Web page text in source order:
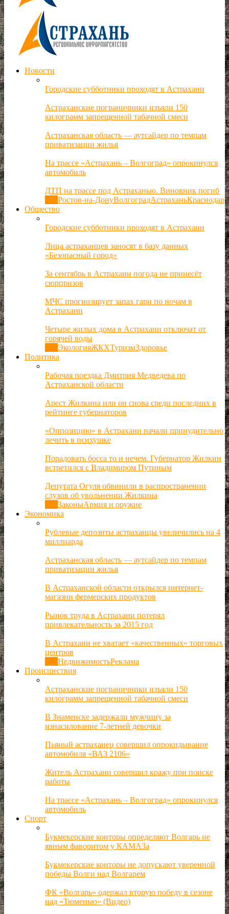
Новости
Городские субботники проходят в Астрахани
Астраханские пограничники изъяли 150
килограмм запрещенной табачной смеси
Астраханская область — аутсайдер по темпам
приватизации жилья
На трассе «Астрахань – Волгоград» опрокинулся
автомобиль
ДТП на трассе под Астраханью. Виновник погиб
Ростов-на-ДонуВолгоградАстраханьКраснодар
Общество
Городские субботники проходят в Астрахани
Лица астраханцев заносят в базу данных
«Безопасный город»
За сентябрь в Астрахани погода не принесёт
сюрпризов
МЧС прогнозирует запах гари по ночам в
Астрахани
Четыре жилых дома в Астрахани отключат от
горячей воды
ЭкологияЖКХТуризмЗдоровье
Политика
Рабочая поездка Дмитрия Медведева по
Астраханской области
Арест Жилкина или он снова среди последних в
рейтинге губернаторов
«Оппозицию» в Астрахани начали принудительно
лечить в психушке
Порадовать босса то и нечем. Губернатор Жилкин
встретился с Владимиром Путиным
Депутата Огуля обвинили в распространении
слухов об увольнении Жилкина
ЗаконыАрмия и оружие
Экономика
Рублевые депозиты астраханцы увеличились на 4
миллиарда
Астраханская область — аутсайдер по темпам
приватизации жилья
В Астраханской области открылся интернет-
магазин фермерских продуктов
Рынок труда в Астрахани потерял
привлекательность за 2015 год
В Астрахани не хватает «качественных» торговых
центров
НедвижимостьРеклама
Происшествия
Астраханские пограничники изъяли 150
килограмм запрещенной табачной смеси
В Знаменске задержали мужчину за
изнасилование 7-летней девочки
Пьяный астраханец совершил опрокидывание
автомобиля «ВАЗ 2106»
Житель Астрахани совершил кражу при поиске
работы
На трассе «Астрахань – Волгоград» опрокинулся
автомобиль
Спорт
Букмекерские конторы определяют Волгарь не
явным фаворитом у КАМАЗа
Букмекерские конторы не допускают уверенной
победы Волги над Волгарем
ФК «Волгарь» одержал вторую победу в сезоне
над «Тюменью» (Видео)